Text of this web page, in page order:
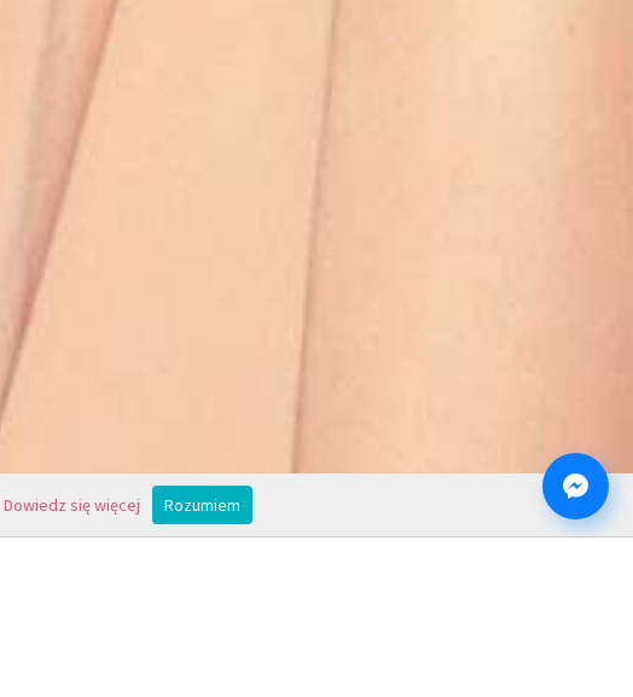
Dowiedz się więcej Rozumiem